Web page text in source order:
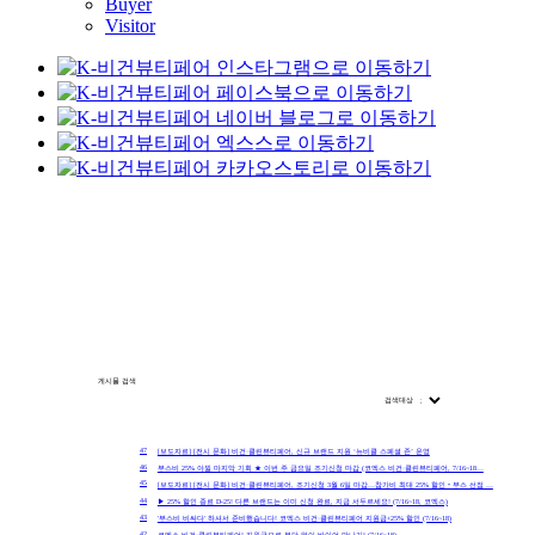
Buyer
Visitor
게시물 검색
검색대상
47 [보도자료] [전시 문화] 비건·클린뷰티페어, 신규 브랜드 지원 ‘뉴비클 스페셜 존’ 운영
46 부스비 25% 아낄 마지막 기회 ★ 이번 주 금요일 조기신청 마감 (코엑스 비건·클린뷰티페어, 7/16~18…
45 [보도자료] [전시 문화] 비건·클린뷰티페어, 조기신청 3월 6일 마감…참가비 최대 25% 할인‧부스 선점 …
44 ▶ 25% 할인 종료 D-25! 다른 브랜드는 이미 신청 완료, 지금 서두르세요! (7/16~18, 코엑스)
43 '부스비 비싸다' 하셔서 준비했습니다! 코엑스 비건·클린뷰티페어 지원금+25% 할인 (7/16~18)